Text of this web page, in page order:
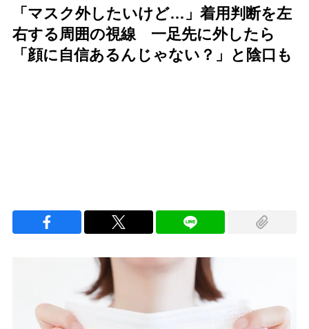
「マスク外したいけど…」着用判断を左
右する周囲の視線 一足先に外したら
「顔に自信あるんじゃない？」と陰口も